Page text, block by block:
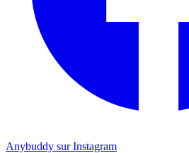
Anybuddy sur Instagram